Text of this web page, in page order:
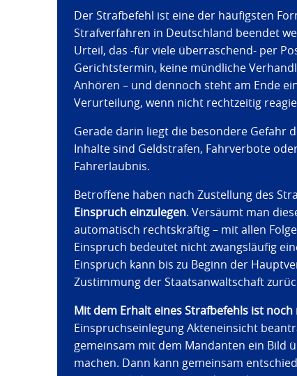
Der Strafbefehl ist eine der häufigsten
Strafverfahren in Deutschland beendet
Urteil, das -für viele überraschend- per
Gerichtstermin, keine mündliche
Anhören – und dennoch steht am Ende
Verurteilung, wenn nicht rechtzeitig
Gerade darin liegt die besondere Gefahr
Inhalte sind Geldstrafen, Fahrverbote
Fahrerlaubnis.
Betroffene haben nach Zustellung des
Einspruch einzulegen. Versäumt man
automatisch rechtskräftig – mit allen
Einspruch bedeutet nicht zwangsläufig
Einspruch kann bis zu Beginn der
Zustimmung der Staatsanwaltschaft
Mit dem Erhalt eines Strafbefehls ist noch
Einspruchseinlegung Akteneinsicht
gemeinsam mit dem Mandanten ein Bild
machen. Dann kann gemeinsam